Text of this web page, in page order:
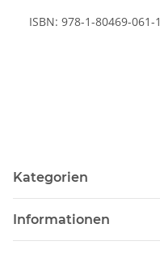
ISBN: 978-1-80469-061-1
Kategorien
Informationen